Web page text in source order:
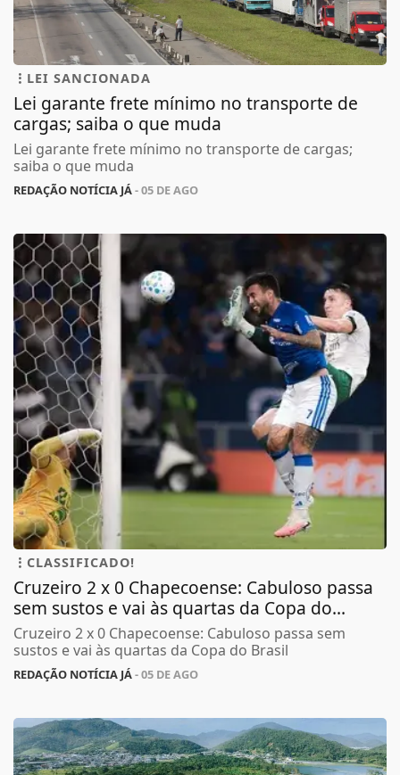
LEI SANCIONADA
Lei garante frete mínimo no transporte de
cargas; saiba o que muda
Lei garante frete mínimo no transporte de cargas;
saiba o que muda
REDAÇÃO NOTÍCIA JÁ- 05 DE AGO
CLASSIFICADO!
Cruzeiro 2 x 0 Chapecoense: Cabuloso passa
sem sustos e vai às quartas da Copa do...
Cruzeiro 2 x 0 Chapecoense: Cabuloso passa sem
sustos e vai às quartas da Copa do Brasil
REDAÇÃO NOTÍCIA JÁ- 05 DE AGO